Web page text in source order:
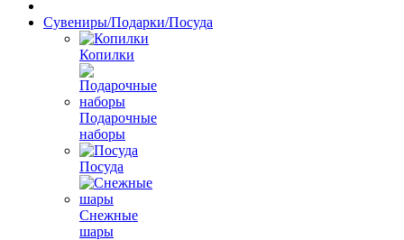
Сувениры/Подарки/Посуда
Копилки
Подарочные
наборы
Посуда
Снежные
шары